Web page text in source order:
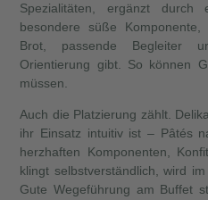
Spezialitäten, ergänzt
besondere süße
Brot, passende Begleiter
Orientierung gibt. So können
müssen.
Auch die Platzierung zählt.
ihr Einsatz intuitiv ist – Pâtés
herzhaften Komponenten,
klingt selbstverständlich, wird
Gute Wegeführung am Buffet